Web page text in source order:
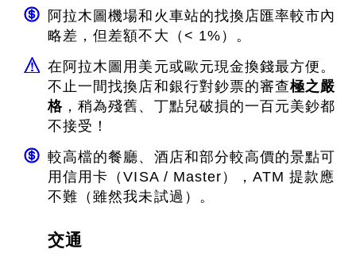
阿拉木圖機場和火車站的找換店匯率較市內
略差，但差額不大（< 1%）。
在阿拉木圖用美元或歐元現金換錢最方便。
不止一間找換店和銀行對鈔票的審查極之嚴
格 ，稍為殘舊、丁點兒破損的一百元美鈔都
不接受！
較高檔的餐廳、酒店和部分較高價的景點可
用信用卡（VISA / Master），ATM 提款應
不難（雖然我未試過）。
交通